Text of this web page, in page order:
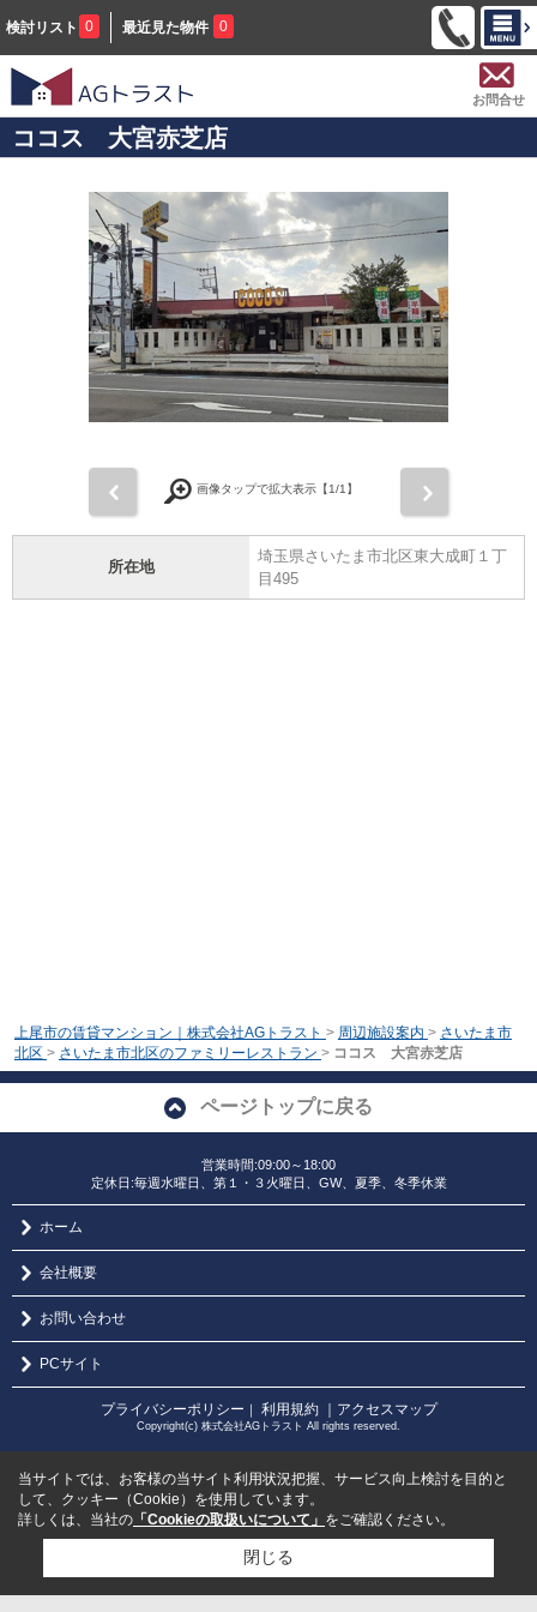
検討リスト 0 最近見た物件 0
お問合せ
ココス 大宮赤芝店
画像タップで拡大表示【1/1】
所在地
埼玉県さいたま市北区東大成町１丁
目495
上尾市の賃貸マンション｜株式会社AGトラスト > 周辺施設案内 > さいたま市
北区 > さいたま市北区のファミリーレストラン > ココス 大宮赤芝店
ページトップに戻る
営業時間:09:00～18:00
定休日:毎週水曜日、第１・３火曜日、GW、夏季、冬季休業
ホーム
会社概要
お問い合わせ
PCサイト
プライバシーポリシー ｜ 利用規約 ｜アクセスマップ
Copyright(c) 株式会社AGトラスト All rights reserved.
当サイトでは、お客様の当サイト利用状況把握、サービス向上検討を目的と
して、クッキー（Cookie）を使用しています。
詳しくは、当社の 「Cookieの取扱いについて」 をご確認ください。
閉じる